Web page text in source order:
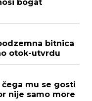
bogat
bitnica
otok-utvrdu
mu se gosti
nije samo more